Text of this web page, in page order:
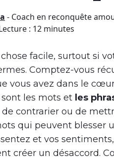
- Coach en reconquête
: 12 minutes
facile, surtout si
Comptez-vous
vous avez dans le
sont les mots et les
contrarier ou de
qui peuvent blesser
et vos
créer un désaccord.